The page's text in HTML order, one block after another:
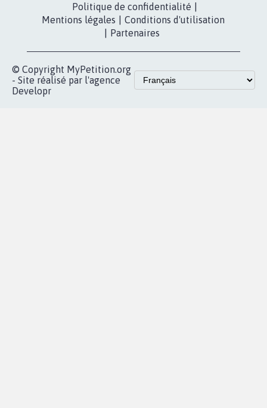
Politique de confidentialité
Mentions légales
Conditions d'utilisation
Partenaires
© Copyright MyPetition.org
- Site réalisé par l'agence
Developr